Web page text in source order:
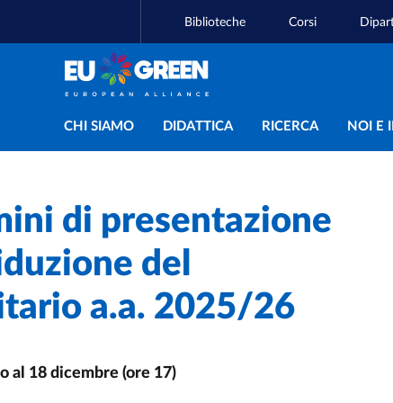
Biblioteche Corsi
Navigazione
CHI SIAMO DIDATTICA RICERCA NOI E
di presentazione
del
a.a. 2025/26
al 18 dicembre (ore 17)